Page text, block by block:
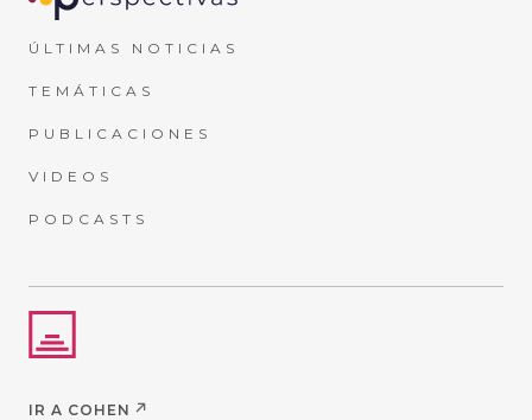
ÚLTIMAS NOTICIAS
TEMÁTICAS
PUBLICACIONES
VIDEOS
PODCASTS
IR A COHEN